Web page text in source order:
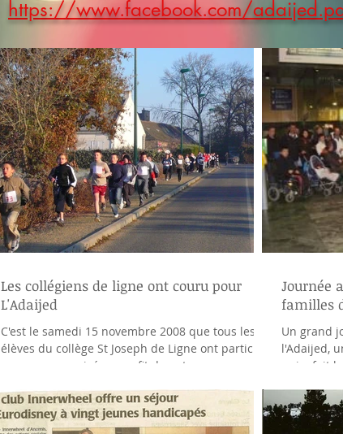
https://www.facebook.com/
Les collégiens de ligne ont couru pour
L'Adaijed
C'est le samedi 15 novembre 2008 que tous les
élèves du collège St Joseph de Ligne ont participé
au cross, organisé au profit de notre...
Journée
familles
Un grand
l'Adaijed,
qui a fait